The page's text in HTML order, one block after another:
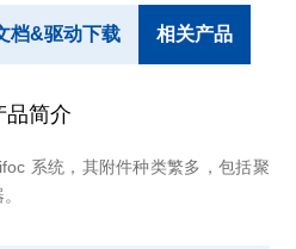
档&驱动下载 相关产品
品简介
系统，其附件种类繁多，包括聚